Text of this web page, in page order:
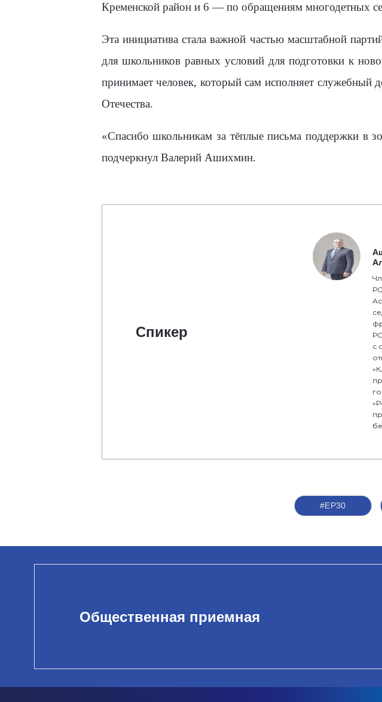
Кременской район и 6 — по обращениям многодетных
Эта инициатива стала важной частью масштабной
для школьников равных условий для подготовки к
принимает человек, который сам исполняет
Отечества.
«Спасибо школьникам за тёплые письма поддержки
подчеркнул Валерий Ашихмин.
Спикер
с
#ЕР30
Общественная приемная